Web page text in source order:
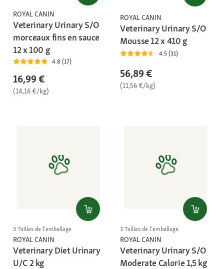
ROYAL CANIN
Veterinary Urinary S/O
morceaux fins en sauce
12 x 100 g
4.8 (17)
16,99 €
(14,16 €/kg)
ROYAL CANIN
Veterinary Urinary S/O
Mousse 12 x 410 g
4.5 (31)
56,89 €
(11,56 €/kg)
3 Tailles de l'emballage
ROYAL CANIN
Veterinary Diet Urinary
U/C 2 kg
3 Tailles de l'emballage
ROYAL CANIN
Veterinary Urinary S/O
Moderate Calorie 1,5 kg